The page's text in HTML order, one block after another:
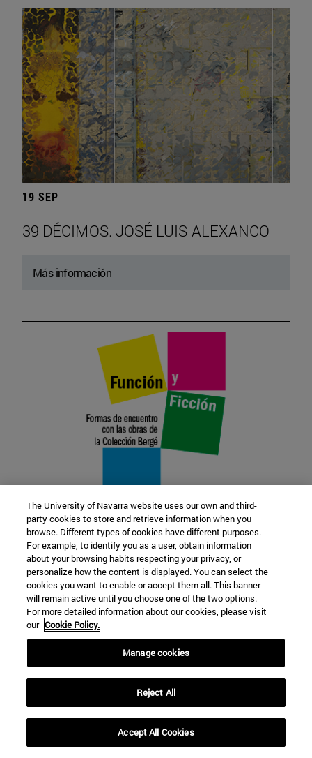
19 SEP
39 DÉCIMOS. JOSÉ LUIS ALEXANCO
Más información
22 SEP
FUNCIÓN Y FICCIÓN. Varios artistas
Más información
The University of Navarra website uses our own and third-
party cookies to store and retrieve information when you
browse. Different types of cookies have different purposes.
For example, to identify you as a user, obtain information
about your browsing habits respecting your privacy, or
personalize how the content is displayed. You can select the
cookies you want to enable or accept them all. This banner
will remain active until you choose one of the two options.
For more detailed information about our cookies, please visit
our Cookie Policy.
Manage cookies
Reject All
Accept All Cookies